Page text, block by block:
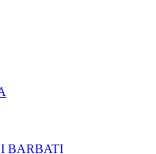
BARBATI